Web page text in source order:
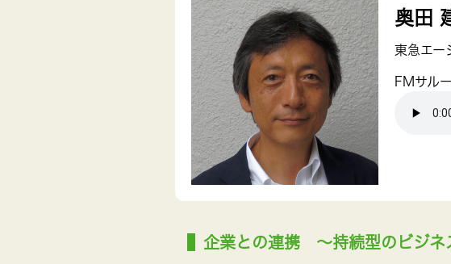
奥田
東急エー
FMサル
企業との連携 ～持続型のビジネ